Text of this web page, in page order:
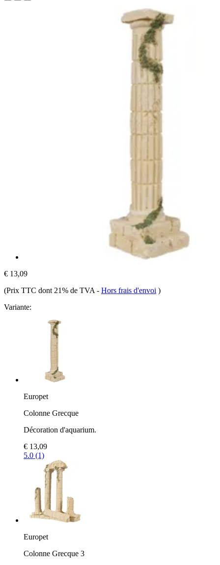
€ 13,09
(Prix TTC dont 21% de TVA - Hors frais d'envoi )
Variante:
Europet
Colonne Grecque
Décoration d'aquarium.
€ 13,09
5.0 (1)
Europet
Colonne Grecque 3